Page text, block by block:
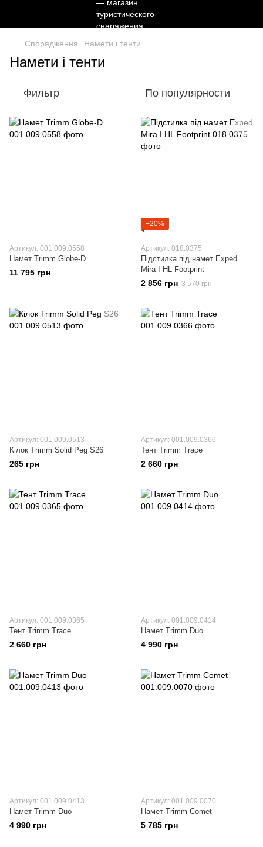
Спорядження Намети і тенти
Намети і тенти
Фильтр По популярности
Артикул: 001.009.0558
Намет Trimm Globe-D
11 795 грн
−20%
Артикул: 018.0375
Підстилка під намет Exped
Mira I HL Footprint
2 856 грн 3 570 грн
Артикул: 001.009.0513
Кілок Trimm Solid Peg S26
265 грн
Артикул: 001.009.0366
Тент Trimm Trace
2 660 грн
Артикул: 001.009.0365
Тент Trimm Trace
2 660 грн
Артикул: 001.009.0414
Намет Trimm Duo
4 990 грн
Артикул: 001.009.0413
Намет Trimm Duo
4 990 грн
Артикул: 001.009.0070
Намет Trimm Comet
5 785 грн